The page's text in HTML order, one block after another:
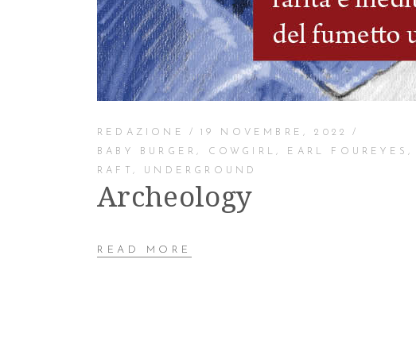
REDAZIONE
19 NOVEMBRE, 2022
BABY BURGER, COWGIRL, EARL FOUREYES,
RAFT , UNDERGROUND
Archeology
READ MORE